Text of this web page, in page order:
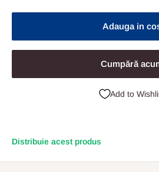
Adauga in
Cumpără
Add to
Distribuie acest produs